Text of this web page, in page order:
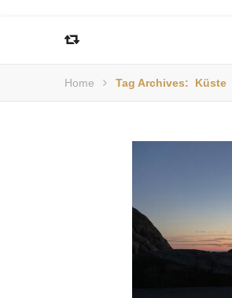
Home Tag Archives: Küste